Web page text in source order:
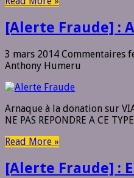
[Alerte Fraude] :
3 mars 2014 Commentaires
Anthony Humeru
Arnaque à la donation sur
NE PAS REPONDRE A CE
Read More »
[Alerte Fraude] :